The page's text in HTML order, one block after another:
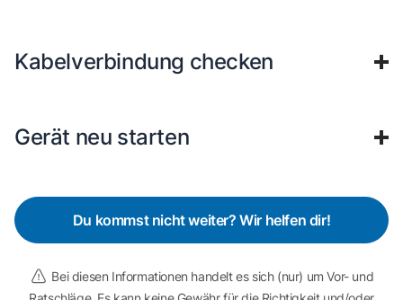
Kabelverbindung checken
Gerät neu starten
Du kommst nicht weiter? Wir helfen dir!
Bei diesen Informationen handelt es sich (nur) um Vor- und